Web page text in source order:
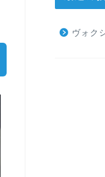
ヴォク